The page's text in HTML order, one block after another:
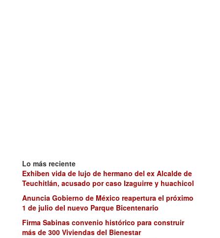
Lo más reciente
Exhiben vida de lujo de hermano del ex Alcalde de
Teuchitlán, acusado por caso Izaguirre y huachicol
Anuncia Gobierno de México reapertura el próximo
1 de julio del nuevo Parque Bicentenario
Firma Sabinas convenio histórico para construir
más de 300 Viviendas del Bienestar